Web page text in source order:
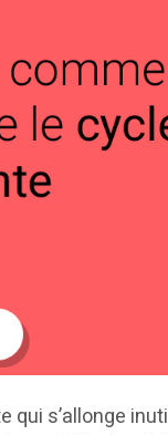
qui s’allonge